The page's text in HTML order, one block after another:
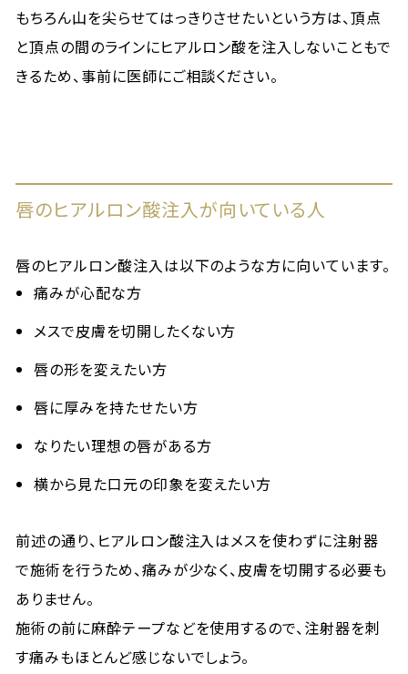
もちろん山を尖らせてはっきりさせたいという方は、頂点
と頂点の間のラインにヒアルロン酸を注入しないこともで
きるため、事前に医師にご相談ください。
唇のヒアルロン酸注入が向いている人
唇のヒアルロン酸注入は以下のような方に向いています。
痛みが心配な方
メスで皮膚を切開したくない方
唇の形を変えたい方
唇に厚みを持たせたい方
なりたい理想の唇がある方
横から見た口元の印象を変えたい方
前述の通り、ヒアルロン酸注入はメスを使わずに注射器
で施術を行うため、痛みが少なく、皮膚を切開する必要も
ありません。
施術の前に麻酔テープなどを使用するので、注射器を刺
す痛みもほとんど感じないでしょう。